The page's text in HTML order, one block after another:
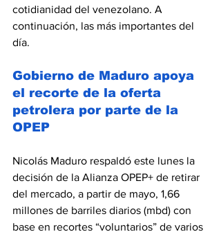
cotidianidad del venezolano. A
continuación, las más importantes del
día.
Gobierno de Maduro apoya
el recorte de la oferta
petrolera por parte de la
OPEP
Nicolás Maduro respaldó este lunes la
decisión de la Alianza OPEP+ de retirar
del mercado, a partir de mayo, 1,66
millones de barriles diarios (mbd) con
base en recortes “voluntarios” de varios